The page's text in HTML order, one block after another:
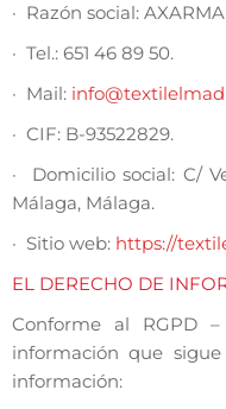
· Razón social:
· Tel.: 651 46 89 50.
· Mail:
· CIF: B-93522829.
· Domicilio social: C/
Málaga, Málaga.
· Sitio web: https://
EL DERECHO DE
Conforme al RGPD
información que
información: